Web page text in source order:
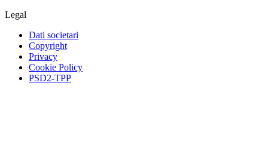
Legal
Dati societari
Copyright
Privacy
Cookie Policy
PSD2-TPP